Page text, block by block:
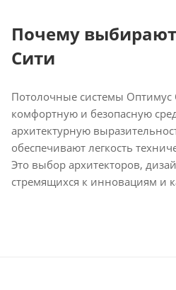
Почему
Сити
Потолочные системы Оптимус
комфортную и безопасную
архитектурную
обеспечивают легкость
Это выбор архитекторов,
стремящихся к инновациям и